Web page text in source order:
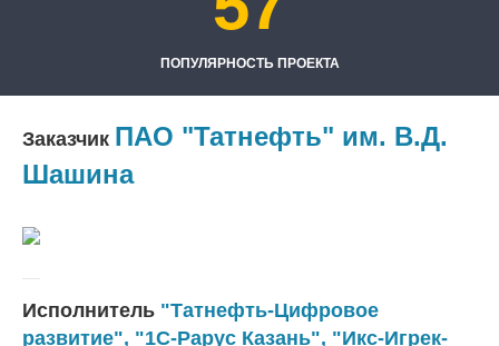
ПОПУЛЯРНОСТЬ ПРОЕКТА
Заказчик ПАО "Татнефть" им. В.Д.
Шашина
Исполнитель "Татнефть-Цифровое
развитие", "1С-Рарус Казань", "Икс-Игрек-